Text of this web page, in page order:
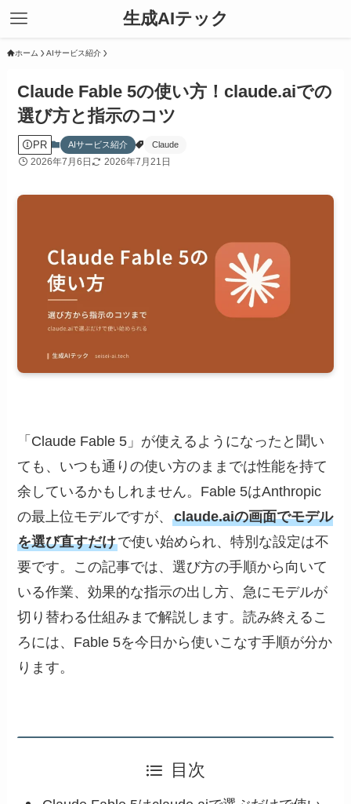
生成AIテック
ホーム AIサービス紹介
Claude Fable 5の使い方！claude.aiでの
選び方と指示のコツ
PR AIサービス紹介 Claude
2026年7月6日 2026年7月21日
「Claude Fable 5」が使えるようになったと聞い
ても、いつも通りの使い方のままでは性能を持て
余しているかもしれません。Fable 5はAnthropic
の最上位モデルですが、claude.aiの画面でモデル
を選び直すだけで使い始められ、特別な設定は不
要です。この記事では、選び方の手順から向いて
いる作業、効果的な指示の出し方、急にモデルが
切り替わる仕組みまで解説します。読み終えるこ
ろには、Fable 5を今日から使いこなす手順が分か
ります。
目次